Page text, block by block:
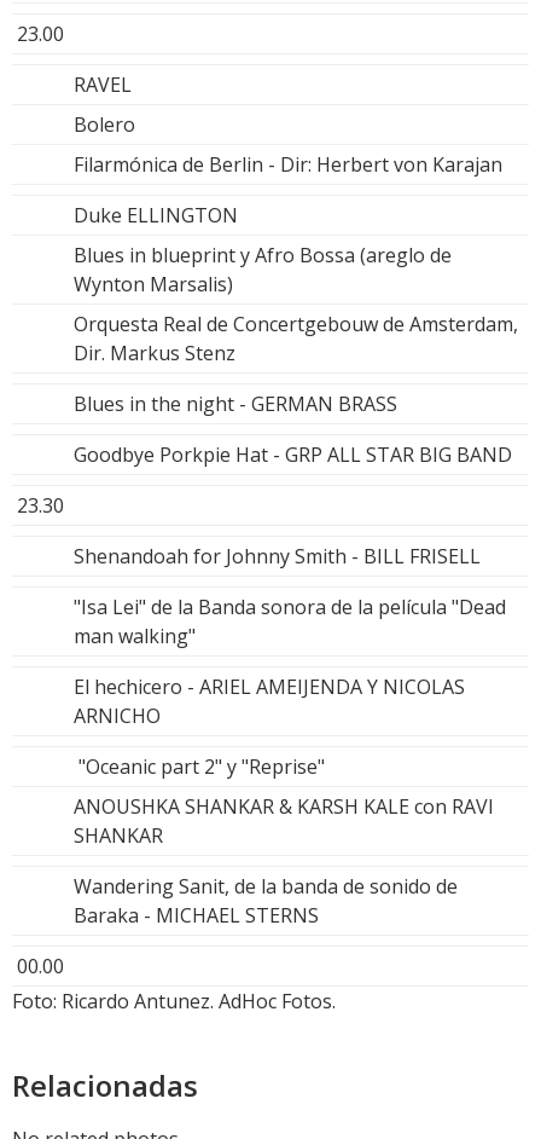
23.00
RAVEL
Bolero
Filarmónica de Berlin - Dir: Herbert von Karajan
Duke ELLINGTON
Blues in blueprint y Afro Bossa (areglo de
Wynton Marsalis)
Orquesta Real de Concertgebouw de Amsterdam,
Dir. Markus Stenz
Blues in the night - GERMAN BRASS
Goodbye Porkpie Hat - GRP ALL STAR BIG BAND
23.30
Shenandoah for Johnny Smith - BILL FRISELL
"Isa Lei" de la Banda sonora de la película "Dead
man walking"
El hechicero - ARIEL AMEIJENDA Y NICOLAS
ARNICHO
"Oceanic part 2" y "Reprise"
ANOUSHKA SHANKAR & KARSH KALE con RAVI
SHANKAR
Wandering Sanit, de la banda de sonido de
Baraka - MICHAEL STERNS
00.00
Foto: Ricardo Antunez. AdHoc Fotos.
Relacionadas